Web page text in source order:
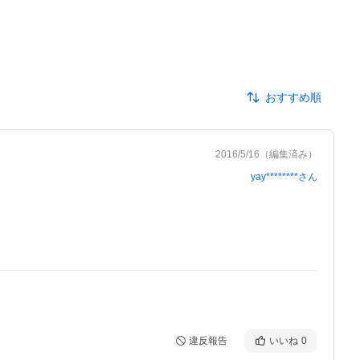
おすすめ順
2016/5/16 （編集済み）
yay********さん
違反報告 いいね 0